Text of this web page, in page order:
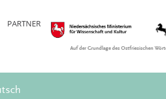
PARTNER
Auf der Grundlage des Ostfriesischen